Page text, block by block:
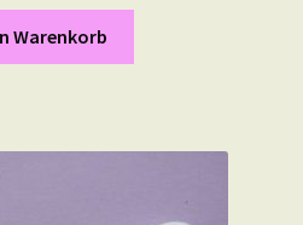
Warenkorb